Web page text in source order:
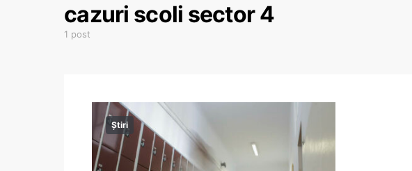
cazuri scoli sector 4
1 post
Știri